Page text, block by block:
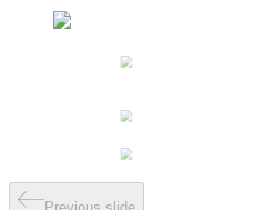
Previous slide